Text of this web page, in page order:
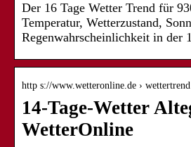
Der 16 Tage Wetter Trend für
Temperatur, Wetterzustand,
Regenwahrscheinlichkeit in der
http s://www.wetteronline.de ›
14-Tage-Wetter
WetterOnline